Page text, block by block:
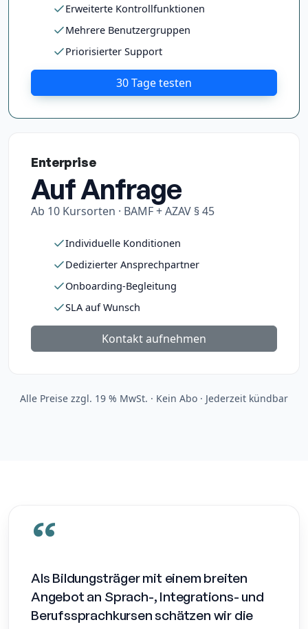
Erweiterte Kontrollfunktionen
Mehrere Benutzergruppen
Priorisierter Support
30 Tage testen
Enterprise
Auf Anfrage
Ab 10 Kursorten · BAMF + AZAV § 45
Individuelle Konditionen
Dedizierter Ansprechpartner
Onboarding-Begleitung
SLA auf Wunsch
Kontakt aufnehmen
Alle Preise zzgl. 19 % MwSt. · Kein Abo · Jederzeit kündbar
Als Bildungsträger mit einem breiten
Angebot an Sprach-, Integrations- und
Berufssprachkursen schätzen wir die